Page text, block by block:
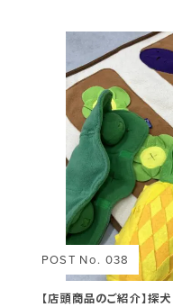
POST No. 038
【店頭商品のご紹介】探